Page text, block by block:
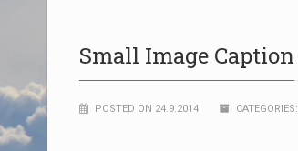
Small Image Caption
POSTED ON 24.9.2014 CATEGORIES: